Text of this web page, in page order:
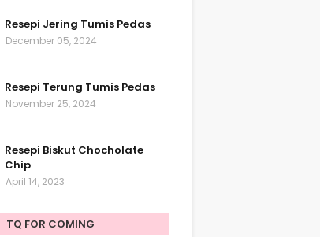
Resepi Jering Tumis Pedas
December 05, 2024
Resepi Terung Tumis Pedas
November 25, 2024
Resepi Biskut Chocholate
Chip
April 14, 2023
TQ FOR COMING